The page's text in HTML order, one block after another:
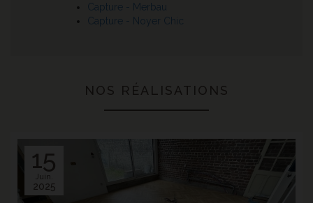
Capture - Merbau
Capture - Noyer Chic
NOS RÉALISATIONS
15
Juin.
2025